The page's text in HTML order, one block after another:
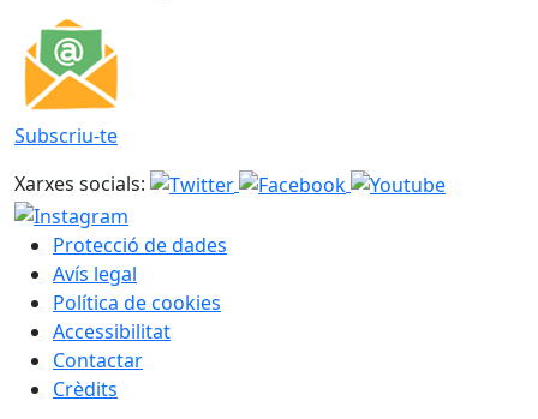
Subscriu-te
Xarxes socials:
Protecció de dades
Avís legal
Política de cookies
Accessibilitat
Contactar
Crèdits